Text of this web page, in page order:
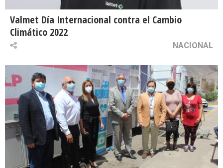
Valmet Día Internacional contra el Cambio
Climático 2022
NACIONAL